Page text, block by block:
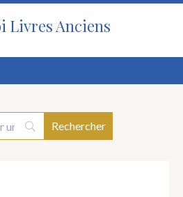
Livres Anciens